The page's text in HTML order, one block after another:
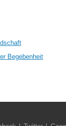
Begebenheit